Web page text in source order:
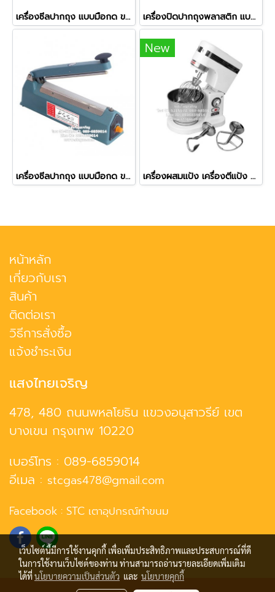
เครื่องซีลปากถุง แบบมือกด ขนาด 30 ซม. เครื่องปิดปากถุงพลาสติก แบบมือกด ขนาด 20 ซม. (8 นิ้ว)
เครื่องซีลปากถุง แบบมือกด ขนาด 40 ซม. (16 นิ้ว)
New
เครื่องผสมแป้ง เครื่องตีแป้ง ระบบอัตโนมัติ ความจุ 7 ลิตร รุ่น B7
หน้าหลัก
เกี่ยวกับเรา
สินค้า
ติดต่อเรา
วิธีการสั่งซื้อ
แจ้งชำระเงิน
แสงไทยเจริญ
478, 480 ถนนพหลโยธิน แขวงอนุสาวรีย์ เขต
บางเขน กรุงเทพ 10220
เบอร์โทร : 089-6859014
อีเมล : stcgas478@gmail.com
Facebook : STC เตาอุปกรณ์ทำขนม
เว็บไซต์นี้มีการใช้งานคุกกี้ เพื่อเพิ่มประสิทธิภาพและประสบการณ์ที่ดี
ในการใช้งานเว็บไซต์ของท่าน ท่านสามารถอ่านรายละเอียดเพิ่มเติม
ได้ที่นโยบายความเป็นส่วนตัว และ นโยบายคุกกี้